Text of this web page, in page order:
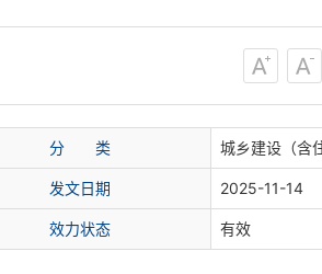
分 类 城乡建设（含
发文日期 2025-11-14
效力状态 有效